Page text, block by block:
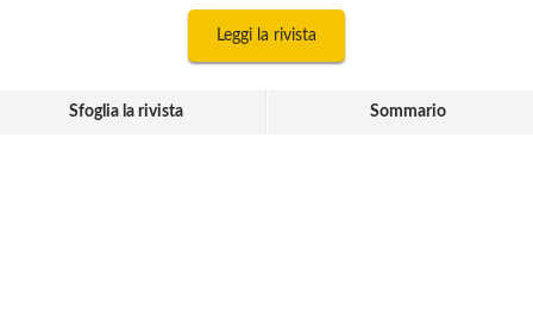
Leggi la rivista
Sfoglia la rivista Sommario